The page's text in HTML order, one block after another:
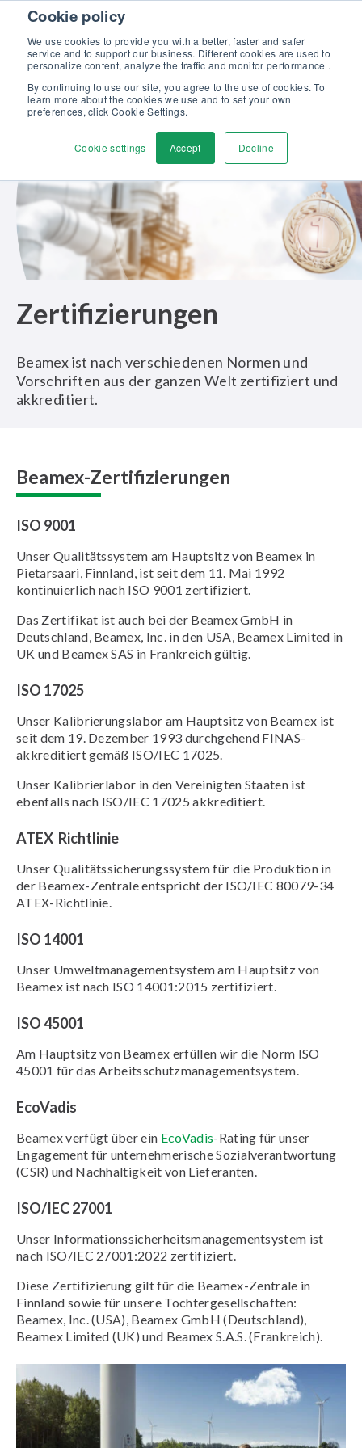
Cookie policy
We use cookies to provide you with a better, faster and safer
service and to support our business. Different cookies are used to
personalize content, analyze the traffic and monitor performance .
By continuing to use our site, you agree to the use of cookies. To
learn more about the cookies we use and to set your own
preferences, click Cookie Settings.
Cookie settings Accept Decline
Skip to content
Kalibriergrundlagen Druck (eBook) – jetzt kostenlos herunterladen!
Kontaktieren
Zertifizierungen
Beamex ist nach verschiedenen Normen und
Vorschriften aus der ganzen Welt zertifiziert und
akkreditiert.
Beamex-Zertifizierungen
ISO 9001
Unser Qualitätssystem am Hauptsitz von Beamex in
Pietarsaari, Finnland, ist seit dem 11. Mai 1992
kontinuierlich nach ISO 9001 zertifiziert.
Das Zertifikat ist auch bei der Beamex GmbH in
Deutschland, Beamex, Inc. in den USA, Beamex Limited in
UK und Beamex SAS in Frankreich gültig.
ISO 17025
Unser Kalibrierungslabor am Hauptsitz von Beamex ist
seit dem 19. Dezember 1993 durchgehend FINAS-
akkreditiert gemäß ISO/IEC 17025.
Unser Kalibrierlabor in den Vereinigten Staaten ist
ebenfalls nach ISO/IEC 17025 akkreditiert.
ATEX Richtlinie
Unser Qualitätssicherungssystem für die Produktion in
der Beamex-Zentrale entspricht der ISO/IEC 80079-34
ATEX-Richtlinie.
ISO 14001
Unser Umweltmanagementsystem am Hauptsitz von
Beamex ist nach ISO 14001:2015 zertifiziert.
ISO 45001
Am Hauptsitz von Beamex erfüllen wir die Norm ISO
45001 für das Arbeitsschutzmanagementsystem.
EcoVadis
Beamex verfügt über ein EcoVadis-Rating für unser
Engagement für unternehmerische Sozialverantwortung
(CSR) und Nachhaltigkeit von Lieferanten.
ISO/IEC 27001
Unser Informationssicherheitsmanagementsystem ist
nach ISO/IEC 27001:2022 zertifiziert.
Diese Zertifizierung gilt für die Beamex-Zentrale in
Finnland sowie für unsere Tochtergesellschaften:
Beamex, Inc. (USA), Beamex GmbH (Deutschland),
Beamex Limited (UK) und Beamex S.A.S. (Frankreich).